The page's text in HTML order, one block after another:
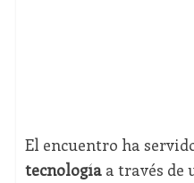
El encuentro ha
tecnologíaa través de